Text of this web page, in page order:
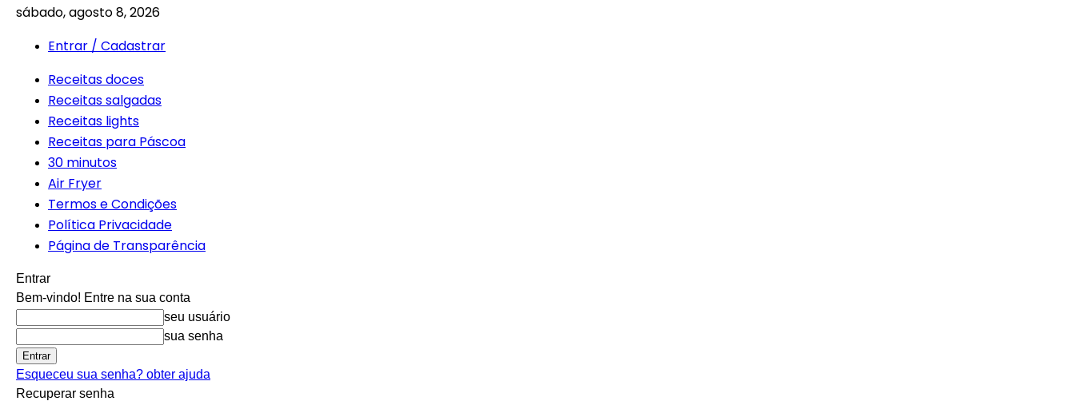
sábado, agosto 8, 2026
Entrar / Cadastrar
Receitas doces
Receitas salgadas
Receitas lights
Receitas para Páscoa
30 minutos
Air Fryer
Termos e Condições
Política Privacidade
Página de Transparência
Entrar
Bem-vindo! Entre na sua conta
seu usuário
sua senha
Esqueceu sua senha? obter ajuda
Recuperar senha